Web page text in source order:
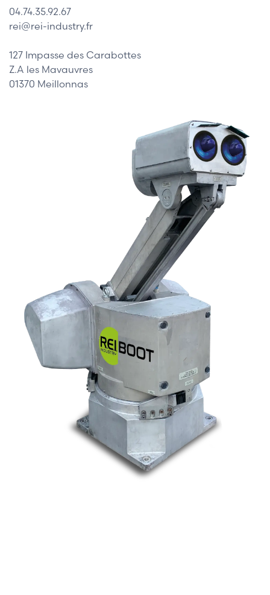
04.74.35.92.67
rei@rei-industry.fr
127 Impasse des Carabottes
Z.A les Mavauvres
01370 Meillonnas